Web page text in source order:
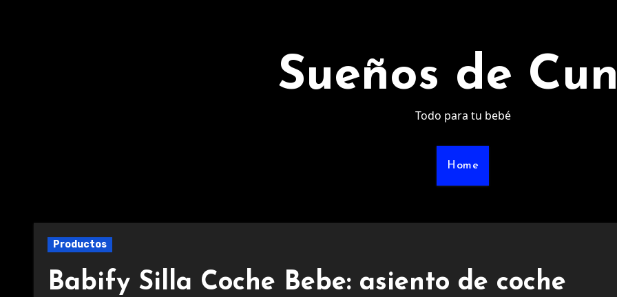
Sueños de
Todo para tu bebé
Home
Productos
Babify Silla Coche Bebe: asiento de coche